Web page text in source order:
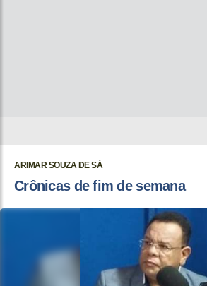
ARIMAR SOUZA DE SÁ
Crônicas de fim de semana